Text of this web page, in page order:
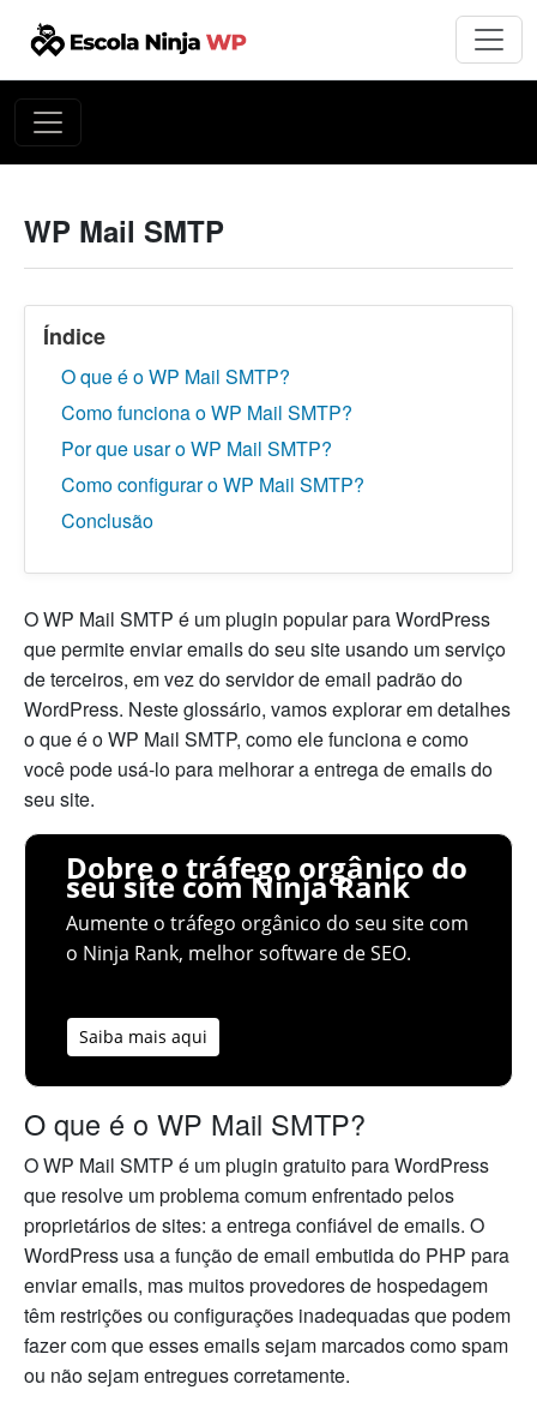
WP Mail SMTP
Índice
O que é o WP Mail SMTP?
Como funciona o WP Mail SMTP?
Por que usar o WP Mail SMTP?
Como configurar o WP Mail SMTP?
Conclusão
O WP Mail SMTP é um plugin popular para WordPress
que permite enviar emails do seu site usando um serviço
de terceiros, em vez do servidor de email padrão do
WordPress. Neste glossário, vamos explorar em detalhes
o que é o WP Mail SMTP, como ele funciona e como
você pode usá-lo para melhorar a entrega de emails do
seu site.
Dobre o tráfego orgânico do
seu site com Ninja Rank
Aumente o tráfego orgânico do seu site com
o Ninja Rank, melhor software de SEO.
Saiba mais aqui
O que é o WP Mail SMTP?
O WP Mail SMTP é um plugin gratuito para WordPress
que resolve um problema comum enfrentado pelos
proprietários de sites: a entrega confiável de emails. O
WordPress usa a função de email embutida do PHP para
enviar emails, mas muitos provedores de hospedagem
têm restrições ou configurações inadequadas que podem
fazer com que esses emails sejam marcados como spam
ou não sejam entregues corretamente.